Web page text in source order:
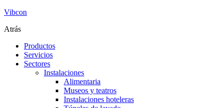
Vibcon
Atrás
Productos
Servicios
Sectores
Instalaciones
Alimentaria
Museos y teatros
Instalaciones hoteleras